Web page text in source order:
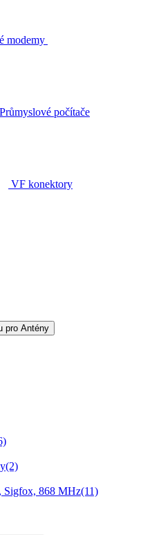
modemy
Průmyslové počítače
VF konektory
pro Antény
(2)
Sigfox, 868 MHz(11)